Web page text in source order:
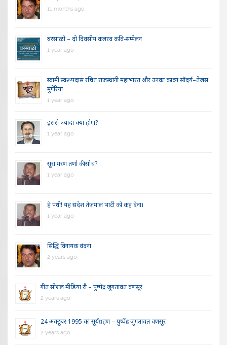
11 months ago
बरसाळो – दो दिवसीय कलरव कवि-सम्मेलन
1 year ago
स्वामी स्वरूपदास रचित राजस्थानी महाभारत और उनका काव्य सौंदर्य–तेजस
मुंगेरिया
1 year ago
इससे ज्यादा क्या होगा?
1 year ago
सूरां मरण तणो की सोच?
1 year ago
हे पंथी! यह संदेश तेजमाल भाटी को कह देना।
1 year ago
सिद्धि विनायक वंदना
2 years ago
गीत सोशल मीडिया रौ – पुष्पेंद्र जुगतावत वणसूर
2 years ago
24 अक्टूबर 1995 का सूर्यग्रहण – पुष्पेंद्र जुगतावत वणसूर
2 years ago